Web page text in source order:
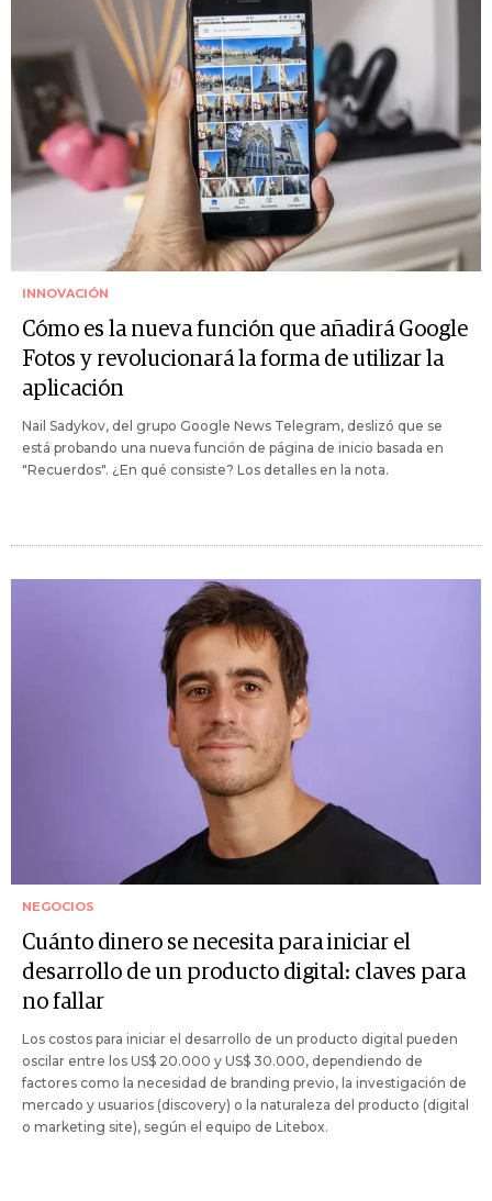
INNOVACIÓN
Cómo es la nueva función que añadirá Google
Fotos y revolucionará la forma de utilizar la
aplicación
Nail Sadykov, del grupo Google News Telegram, deslizó que se
está probando una nueva función de página de inicio basada en
"Recuerdos". ¿En qué consiste? Los detalles en la nota.
NEGOCIOS
Cuánto dinero se necesita para iniciar el
desarrollo de un producto digital: claves para
no fallar
Los costos para iniciar el desarrollo de un producto digital pueden
oscilar entre los US$ 20.000 y US$ 30.000, dependiendo de
factores como la necesidad de branding previo, la investigación de
mercado y usuarios (discovery) o la naturaleza del producto (digital
o marketing site), según el equipo de Litebox.